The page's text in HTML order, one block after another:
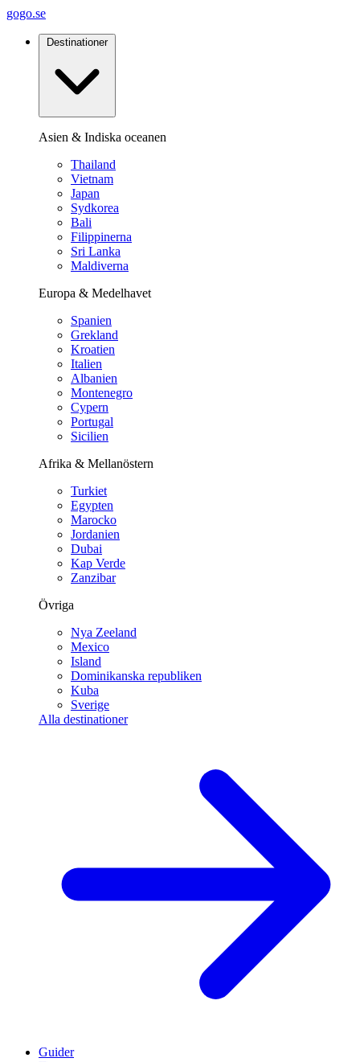
gogo.se
Destinationer
Asien & Indiska oceanen
Thailand
Vietnam
Japan
Sydkorea
Bali
Filippinerna
Sri Lanka
Maldiverna
Europa & Medelhavet
Spanien
Grekland
Kroatien
Italien
Albanien
Montenegro
Cypern
Portugal
Sicilien
Afrika & Mellanöstern
Turkiet
Egypten
Marocko
Jordanien
Dubai
Kap Verde
Zanzibar
Övriga
Nya Zeeland
Mexico
Island
Dominikanska republiken
Kuba
Sverige
Alla destinationer
Guider